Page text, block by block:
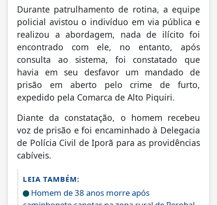
Durante patrulhamento de rotina, a equipe
policial avistou o indivíduo em via pública e
realizou a abordagem, nada de ilícito foi
encontrado com ele, no entanto, após
consulta ao sistema, foi constatado que
havia em seu desfavor um mandado de
prisão em aberto pelo crime de furto,
expedido pela Comarca de Alto Piquiri.
Diante da constatação, o homem recebeu
voz de prisão e foi encaminhado à Delegacia
de Polícia Civil de Iporã para as providências
cabíveis.
LEIA TAMBÉM:
Homem de 38 anos morre após